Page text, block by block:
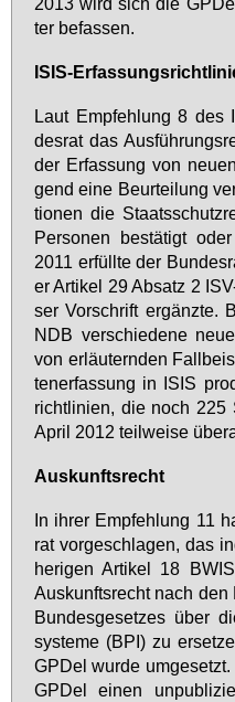
ter be­fas­sen.
ISIS-
Laut Emp­feh­lung 8 des
des­rat das
der Er­fas­sung von
gend ei­ne Be­ur­tei­lung
tio­nen die
Per­so­nen be­stä­tigt
2011 er­füll­te der
er Ar­ti­kel 29 Ab­satz 2
ser Vor­schrift er­gänz­te.
NDB ver­schie­de­ne
von er­läu­tern­den
ten­er­fas­sung in ISIS
richt­li­ni­en, die noch 225
April 2012 teil­wei­se
Aus­kunfts­recht
In ih­rer Emp­feh­lung 11
rat vor­ge­schla­gen, das
he­ri­gen Ar­ti­kel 18
Aus­kunfts­recht nach
Bun­des­ge­set­zes über
sys­te­me (BPI) zu
GPDel wur­de
GPDel ei­nen